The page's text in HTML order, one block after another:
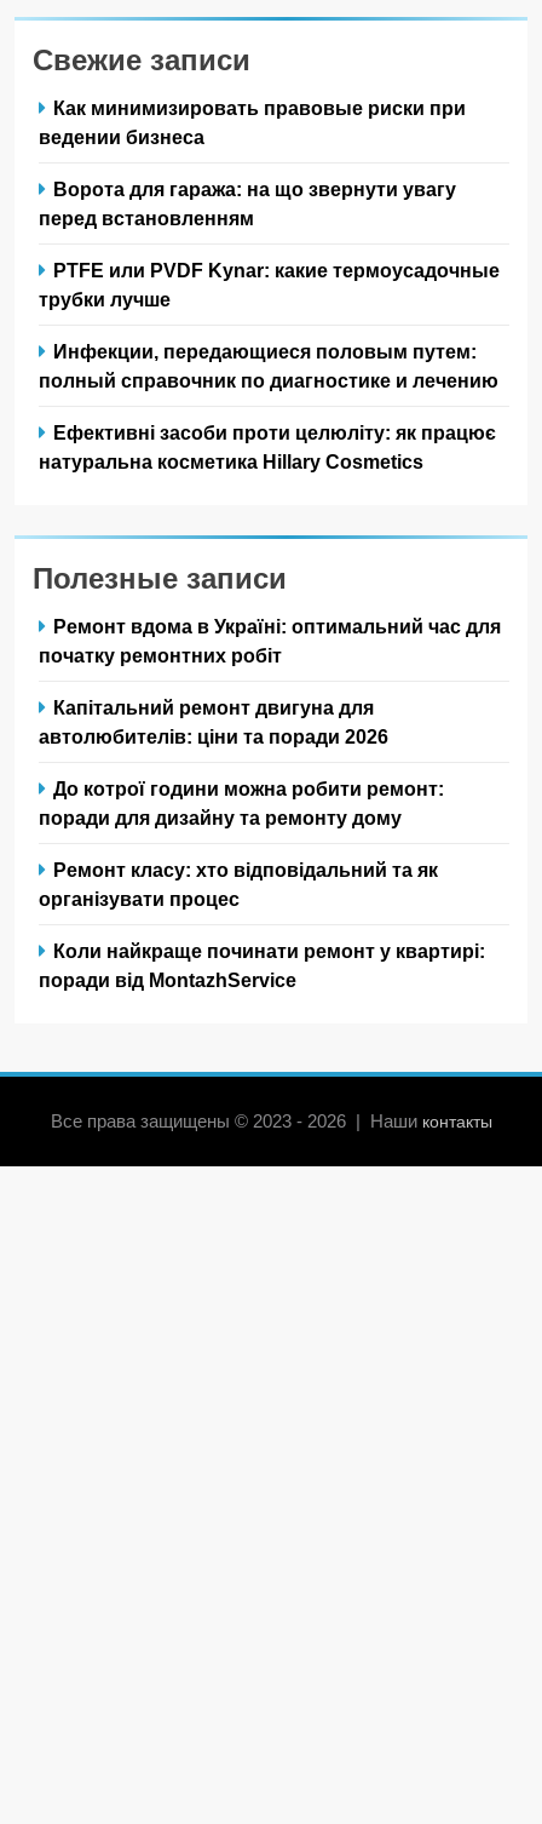
Свежие записи
Как минимизировать правовые риски при
ведении бизнеса
Ворота для гаража: на що звернути увагу
перед встановленням
PTFE или PVDF Kynar: какие термоусадочные
трубки лучше
Инфекции, передающиеся половым путем:
полный справочник по диагностике и лечению
Ефективні засоби проти целюліту: як працює
натуральна косметика Hillary Cosmetics
Полезные записи
Ремонт вдома в Україні: оптимальний час для
початку ремонтних робіт
Капітальний ремонт двигуна для
автолюбителів: ціни та поради 2026
До котрої години можна робити ремонт:
поради для дизайну та ремонту дому
Ремонт класу: хто відповідальний та як
організувати процес
Коли найкраще починати ремонт у квартирі:
поради від MontazhService
Все права защищены © 2023 - 2026 | Наши контакты